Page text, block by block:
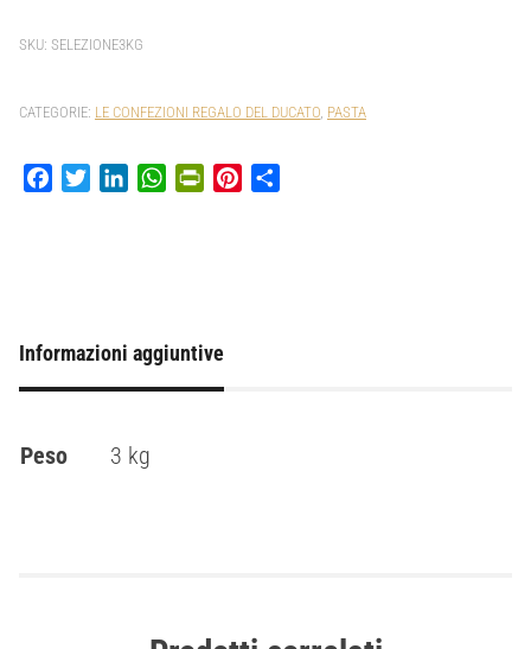
SKU: SELEZIONE3KG
CATEGORIE: LE CONFEZIONI REGALO DEL DUCATO PASTA
Facebook
Twitter LinkedInWhatsAppPrintFriendly
Pinterest
Informazioni aggiuntive
Peso 3 kg